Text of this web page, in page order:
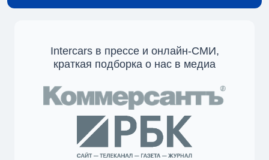
Intercars в прессе и онлайн-СМИ,
краткая подборка о нас в медиа